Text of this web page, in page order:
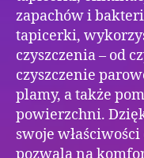
zapachów i
tapicerki,
czyszczenia – od
czyszczenie
plamy, a także
powierzchni.
swoje
pozwala na